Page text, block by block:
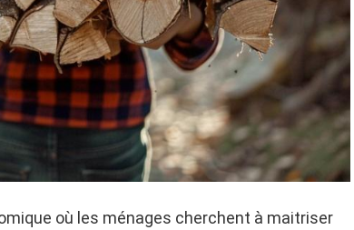
où les ménages cherchent à maitriser